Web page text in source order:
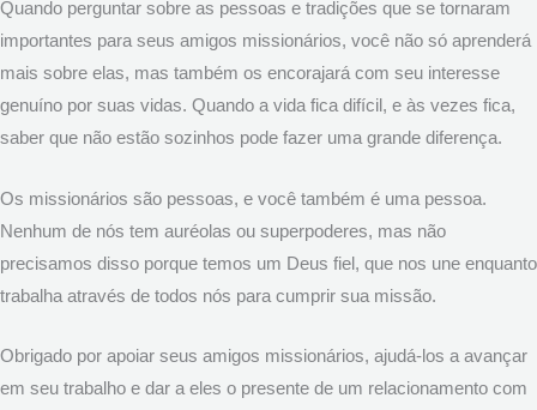
Quando perguntar sobre as pessoas e tradições que se tornaram
importantes para seus amigos missionários, você não só aprenderá
mais sobre elas, mas também os encorajará com seu interesse
genuíno por suas vidas. Quando a vida fica difícil, e às vezes fica,
saber que não estão sozinhos pode fazer uma grande diferença.
Os missionários são pessoas, e você também é uma pessoa.
Nenhum de nós tem auréolas ou superpoderes, mas não
precisamos disso porque temos um Deus fiel, que nos une enquanto
trabalha através de todos nós para cumprir sua missão.
Obrigado por apoiar seus amigos missionários, ajudá-los a avançar
em seu trabalho e dar a eles o presente de um relacionamento com